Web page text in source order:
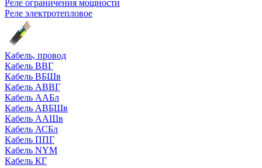
Реле ограничения мощности
Реле электротепловое
Кабель, провод
Кабель ВВГ
Кабель ВБШв
Кабель АВВГ
Кабель ААБл
Кабель АВБШв
Кабель ААШв
Кабель АСБл
Кабель ППГ
Кабель NYM
Кабель КГ